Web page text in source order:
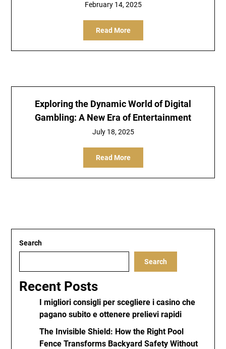
February 14, 2025
Read More
Exploring the Dynamic World of Digital
Gambling: A New Era of Entertainment
July 18, 2025
Read More
Search
Search
Recent Posts
I migliori consigli per scegliere i casino che
pagano subito e ottenere prelievi rapidi
The Invisible Shield: How the Right Pool
Fence Transforms Backyard Safety Without